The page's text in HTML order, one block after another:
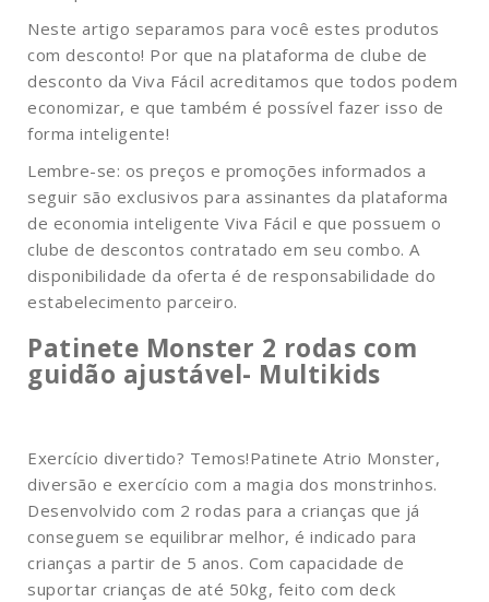
Neste artigo separamos para você estes produtos
com desconto! Por que na plataforma de clube de
desconto da Viva Fácil acreditamos que todos podem
economizar, e que também é possível fazer isso de
forma inteligente!
Lembre-se: os preços e promoções informados a
seguir são exclusivos para assinantes da plataforma
de economia inteligente Viva Fácil e que possuem o
clube de descontos contratado em seu combo. A
disponibilidade da oferta é de responsabilidade do
estabelecimento parceiro.
Patinete Monster 2 rodas com
guidão ajustável- Multikids
Exercício divertido? Temos!Patinete Atrio Monster,
diversão e exercício com a magia dos monstrinhos.
Desenvolvido com 2 rodas para a crianças que já
conseguem se equilibrar melhor, é indicado para
crianças a partir de 5 anos. Com capacidade de
suportar crianças de até 50kg, feito com deck